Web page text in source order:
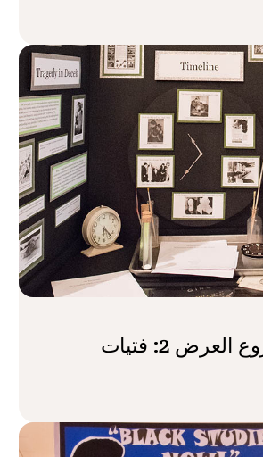
مثال مشروع العرض 2: فتيات